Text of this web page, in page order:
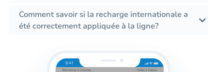
Comment savoir si la recharge internationale a
été correctement appliquée à la ligne?